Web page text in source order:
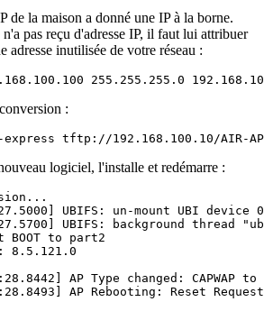
de la maison a donné une IP à la borne.
pas reçu d'adresse IP, il faut lui attribuer
adresse inutilisée de votre réseau :
255.255.255.0
:
tftp://192.168.100.10/AIR-
logiciel, l'installe et redémarre :
UBIFS: un-mount UBI device
UBIFS: background thread
to part2
8.5.121.0
AP Type changed:
AP Rebooting: Reset